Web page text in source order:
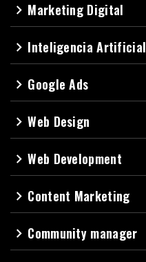
navigate_next Marketing Digital
navigate_next Inteligencia Artificial
navigate_next Google Ads
navigate_nextWeb Design
navigate_nextWeb Development
navigate_next Content Marketing
navigate_next Community manager